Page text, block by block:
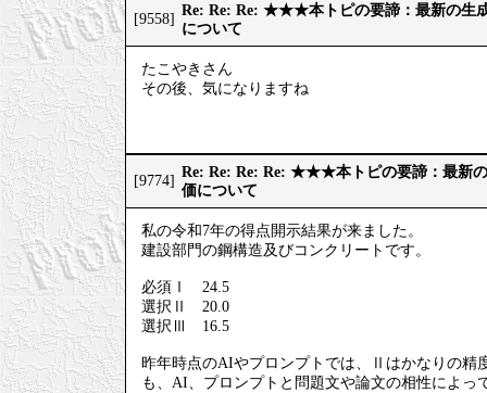
[9558]
Re: Re: Re: ★★★本トピの要諦：最新の生
について
たこやきさん
その後、気になりますね
[9774]
Re: Re: Re: Re: ★★★本トピの要諦：最新
価について
私の令和7年の得点開示結果が来ました。
建設部門の鋼構造及びコンクリートです。
必須Ⅰ 24.5
選択Ⅱ 20.0
選択Ⅲ 16.5
昨年時点のAIやプロンプトでは、Ⅱはかなりの
も、AI、プロンプトと問題文や論文の相性によっ